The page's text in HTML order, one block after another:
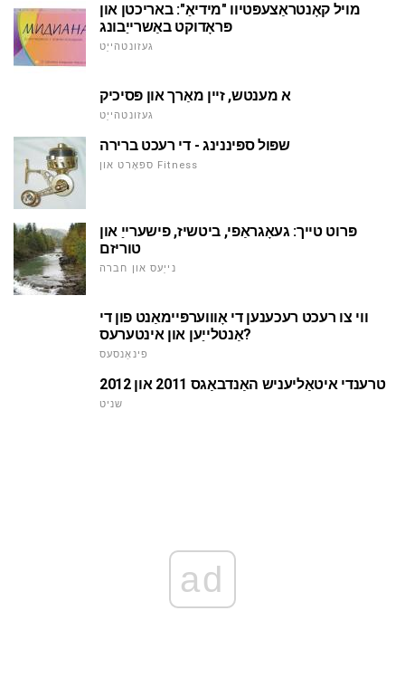
מויל קאָנטראַצעפּטיוו "מידיאַ": באריכטן און
פּראָדוקט באַשרייַבונג
געזונטהייַט
א מענטש, זיין מאַרך און פּסיכיק
געזונטהייַט
שפּול ספּיננינג - די רעכט ברירה
ספּאָרט און Fitness
פּרוט טייך: געאָגראַפי, ביטשיז, פישערייַ און
טוריזם
נייַעס און חברה
ווי צו רעכט רעכענען די אָוווערפּיימאַנט פון די
אַנטלייַען און אינטערעס?
פינאַנסעס
טרענדי איטאַליעניש האַנדבאַגס 2011 און 2012
שניט
ad